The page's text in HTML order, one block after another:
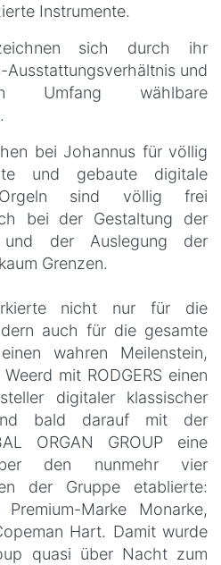
Instrumente.
sich durch ihr
Ausstattungsverhältnis und
wählbare
bei Johannus für völlig
und gebaute digitale
sind völlig frei
bei der Gestaltung der
und der Auslegung der
Grenzen.
nicht nur für die
auch für die gesamte
wahren Meilenstein,
mit RODGERS einen
digitaler klassischer
bald darauf mit der
ORGAN GROUP eine
den nunmehr vier
der Gruppe etablierte:
Marke Monarke,
Hart. Damit wurde
quasi über Nacht zum